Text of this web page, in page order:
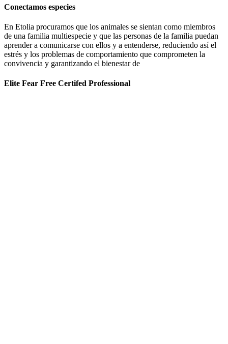
Conectamos especies
En Etolia procuramos que los animales se sientan como miembros
de una familia multiespecie y que las personas de la familia puedan
aprender a comunicarse con ellos y a entenderse, reduciendo así el
estrés y los problemas de comportamiento que comprometen la
convivencia y garantizando el bienestar de
Elite Fear Free Certifed Professional